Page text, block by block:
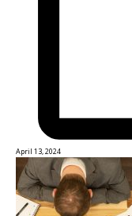
April 13, 2024